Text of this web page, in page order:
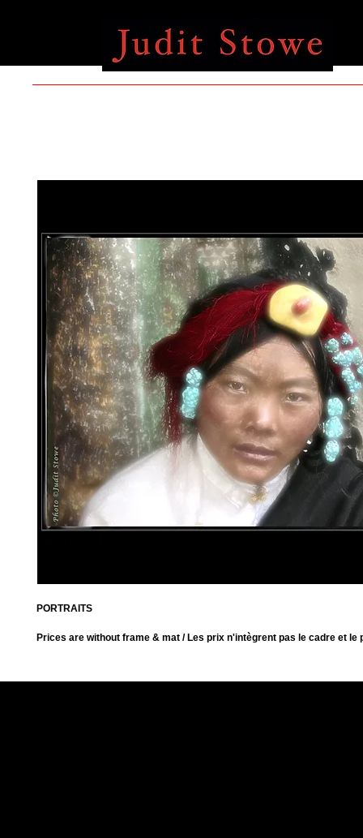
PORTRAITS
Prices are without frame & mat / Les prix n'intègrent pas le cadre et le